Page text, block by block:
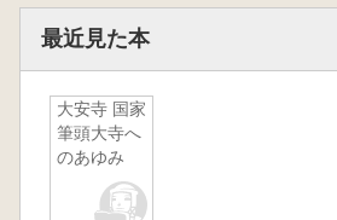
最近見た本
大安寺 国家
筆頭大寺へ
のあゆみ